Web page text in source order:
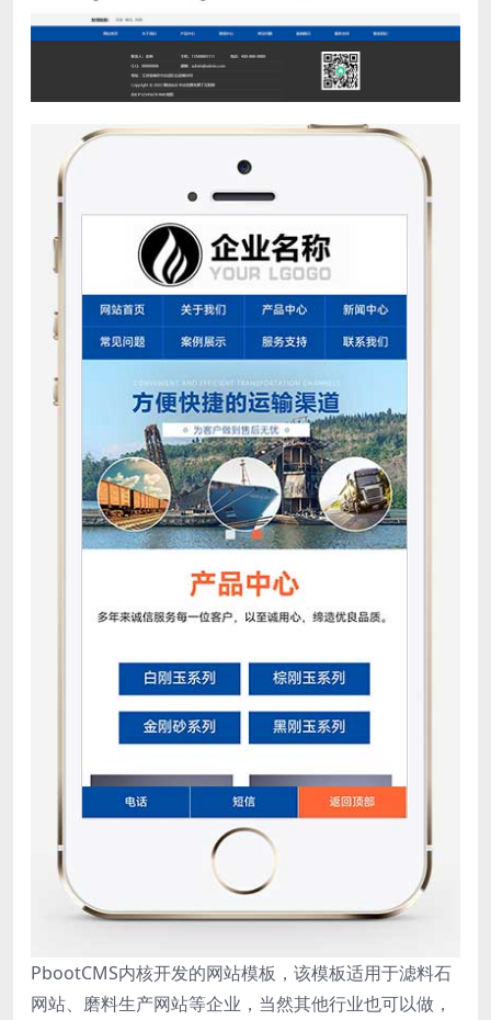
PbootCMS内核开发的网站模板，该模板适用于滤料石
网站、磨料生产网站等企业，当然其他行业也可以做，